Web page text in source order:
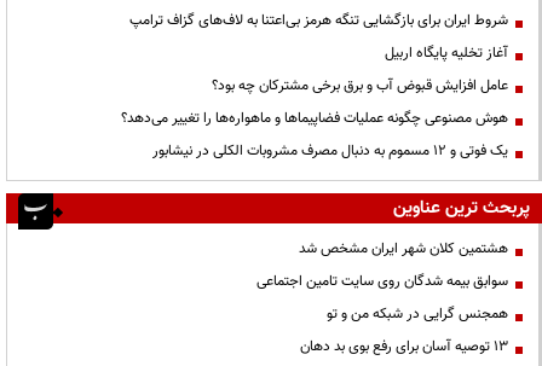
شروط ایران برای بازگشایی تنگه هرمز بی‌اعتنا به لاف‌های گزاف ترامپ
آغاز تخلیه پایگاه اربیل
عامل افزایش قبوض آب و برق برخی مشترکان چه بود؟
هوش مصنوعی چگونه عملیات فضاپیماها و ماهواره‌ها را تغییر می‌دهد؟
یک فوتی و ۱۲ مسموم به دنبال مصرف مشروبات الکلی در نیشابور
پربحث ترین عناوین
هشتمین کلان شهر ایران مشخص شد
سوابق بیمه شدگان روی سایت تامین اجتماعی
همجنس گرایی در شبکه من و تو
13 توصیه آسان برای رفع بوی بد دهان